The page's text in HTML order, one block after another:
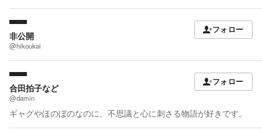
ば是非お気軽にご連絡ください。 ～書くもの～ ハードSFを書い
てます。 ミリタリーもの、長辺になりがち。 三人称、一人称のこ
だわりは特になし。 哲学、宇宙物理学、軍事学それぞれ知識を収
一話あげるのに一万文字以上を目安にしてるのでテンポは遅いで
す。 ～読むもの～ これもSF。 これまで読んだもの、お気に入り
は下記。 ・ダイナミック・フィギュア ・シオン・システム ・宇
宙戦争 ・銀河英雄伝説 ・戦闘妖精雪風シリーズ ・火星三部作 ・
彷徨える艦隊シリーズ ・戦いの子 ・オナー・ハリントンシリーズ
非公開
@hikoukai
フォロー
合田拍子など
@damin
ギャグやほのぼのなのに、不思議と心に刺さる物語が好きです。
フォロー